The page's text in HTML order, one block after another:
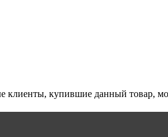
клиенты, купившие данный товар,